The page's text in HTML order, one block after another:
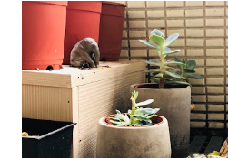
楚： 包含但不僅限於 Large
Language Processing
其實碰到了 大型語言模型（ Large
最核心的能力之一：指代消解（
先說結論： 在句子 "The animal
because it was too tired." 大部分